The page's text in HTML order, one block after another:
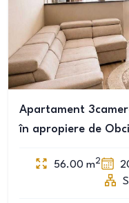
Apartament
în apropiere de
56.00 m2